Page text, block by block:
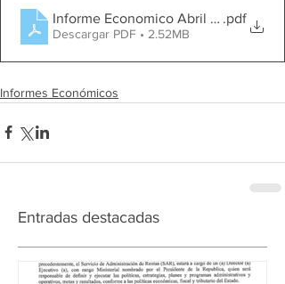
Informe Economico Abril 2022
.pdf
Descargar PDF • 2.52MB
Informes Económicos
Entradas destacadas